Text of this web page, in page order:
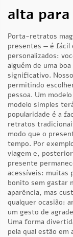
alta
Porta-retratos
presentes — é fácil
personalizados:
alguém de uma
significativo.
permitindo
pessoa. Um
modelo simples
popularidade é a
retratos
modo que o
tempo. Por
viagem e,
presente
acessíveis: muitas
bonito sem gastar
aparência, mas
qualquer ocasião:
um gesto de
Uma forma
pela qual estão em